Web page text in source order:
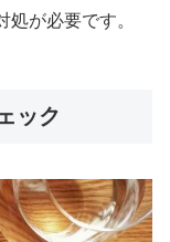
が必要です。
ック